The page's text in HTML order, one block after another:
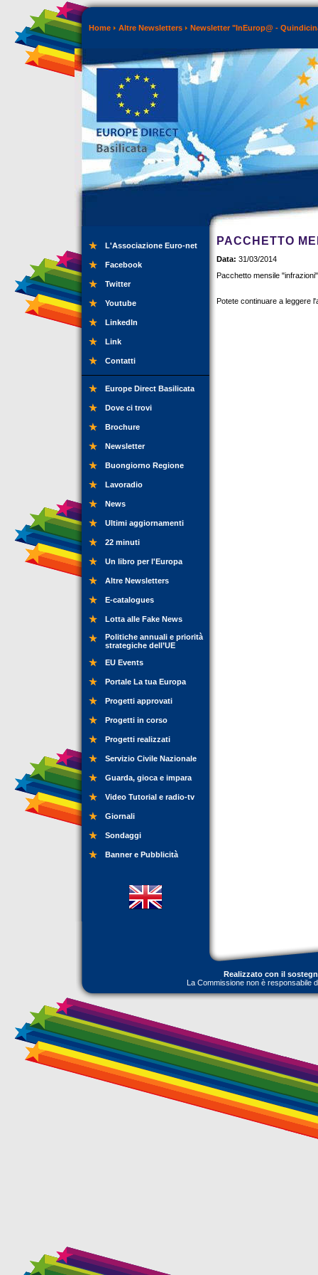
Home Altre Newsletters Newsletter "InEurop@ -
L'Associazione Euro-net
Facebook
Twitter
Youtube
LinkedIn
Link
Contatti
Europe Direct Basilicata
Dove ci trovi
Brochure
Newsletter
Buongiorno Regione
Lavoradio
News
Ultimi aggiornamenti
22 minuti
Un libro per l'Europa
Altre Newsletters
E-catalogues
Lotta alle Fake News
Politiche annuali e priorità
strategiche dell’UE
EU Events
Portale La tua Europa
Progetti approvati
Progetti in corso
Progetti realizzati
Servizio Civile Nazionale
Guarda, gioca e impara
Video Tutorial e radio-tv
Giornali
Sondaggi
Banner e Pubblicità
PACCHETTO
Data: 31/03/2014
Pacchetto mensile
Potete continuare a leggere
Realizzato con il
La Commissione non è responsabile